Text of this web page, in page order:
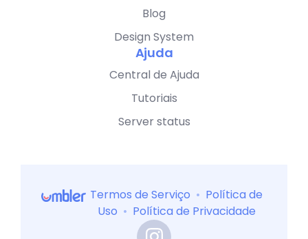
Blog
Design System
Ajuda
Central de Ajuda
Tutoriais
Server status
Termos de Serviço • Política de
Uso • Política de Privacidade